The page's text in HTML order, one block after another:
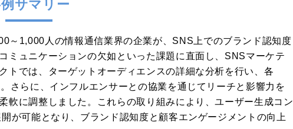
サマリー
～1,000人の情報通信業界の企業が、SNS上でのブランド認知度
ミュニケーションの欠如といった課題に直面し、SNSマーケテ
トでは、ターゲットオーディエンスの詳細な分析を行い、各
さらに、インフルエンサーとの協業を通じてリーチと影響力を
軟に調整しました。これらの取り組みにより、ユーザー生成コン
が可能となり、ブランド認知度と顧客エンゲージメントの向上